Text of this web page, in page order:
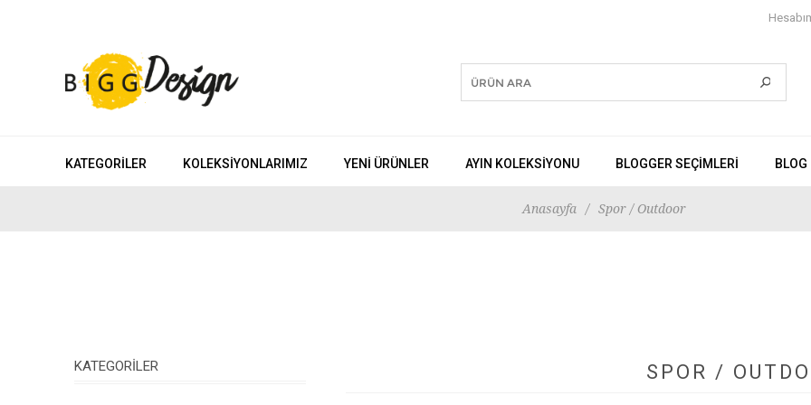
KATEGORILER KOLEKSIYONLARIMIZ YENI ÜRÜNLER AYIN KOLEKSİYONU BLOGGER SEÇIMLERI BLOG
Anasayfa / Spor / Outdoor
SPOR /
KATEGORILER